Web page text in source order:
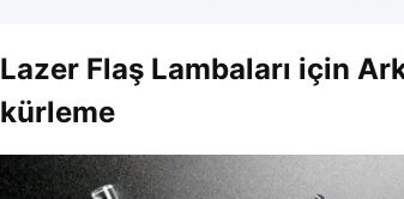
Lazer Flaş Lambaları için
kürleme